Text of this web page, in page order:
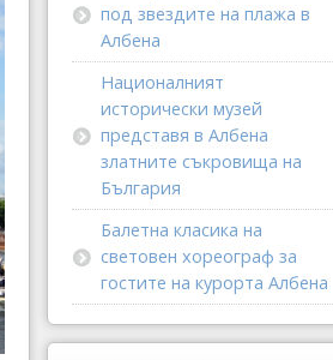
под звездите на плажа в
Албена
Националният
исторически музей
представя в Албена
златните съкровища на
България
Балетна класика на
световен хореограф за
гостите на курорта Албена